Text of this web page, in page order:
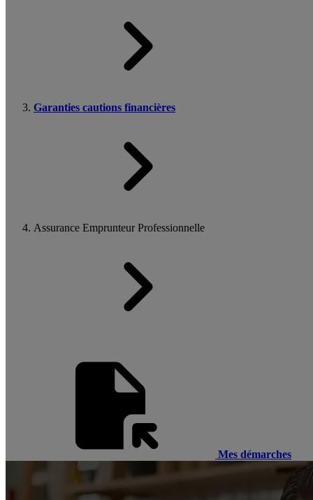
Garanties cautions financières
Assurance Emprunteur Professionnelle
Mes démarches